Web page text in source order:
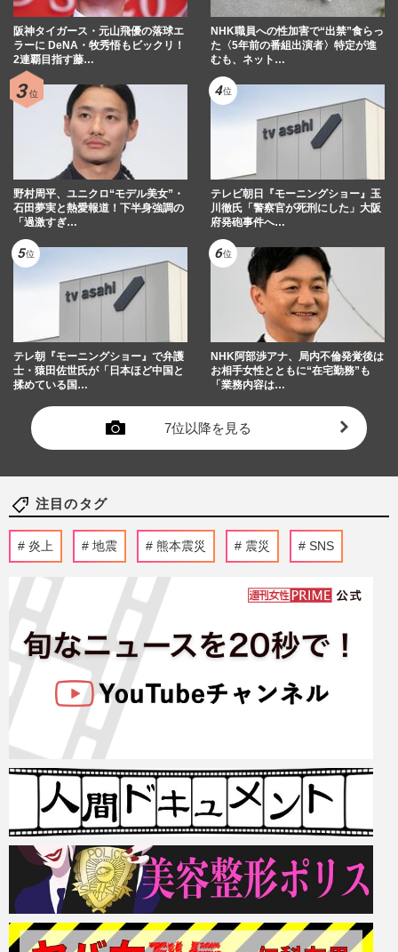
阪神タイガース・元山飛優の落球エ
ラーに DeNA・牧秀悟もビックリ！
2連覇目指す藤…
NHK職員への性加害で“出禁”食らっ
た〈5年前の番組出演者〉特定が進
むも、ネット…
野村周平、ユニクロ“モデル美女”・
石田夢実と熱愛報道！下半身強調の
「過激すぎ…
テレビ朝日『モーニングショー』玉
川徹氏「警察官が死刑にした」大阪
府発砲事件へ…
テレ朝『モーニングショー』で弁護
士・猿田佐世氏が「日本ほど中国と
揉めている国…
NHK阿部渉アナ、局内不倫発覚後は
お相手女性とともに“在宅勤務”も
「業務内容は…
7位以降を見る
注目のタグ
炎上 地震 熊本震災 震災 SNS